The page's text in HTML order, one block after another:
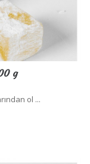
g
ol ...